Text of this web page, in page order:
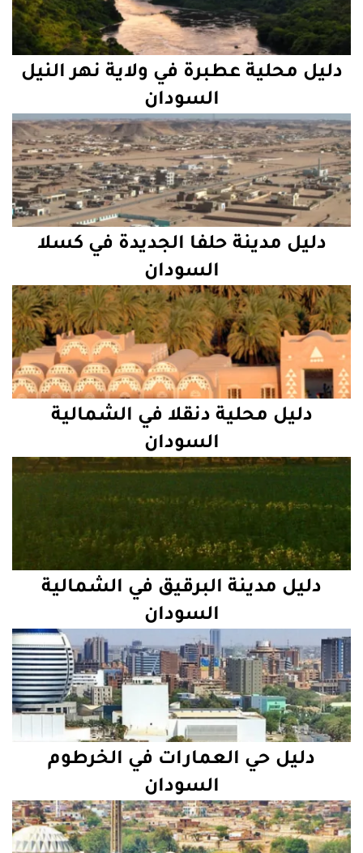
دليل محلية عطبرة في ولاية نهر النيل
السودان
دليل مدينة حلفا الجديدة في كسلا
السودان
دليل محلية دنقلا في الشمالية
السودان
دليل مدينة البرقيق في الشمالية
السودان
دليل حي العمارات في الخرطوم
السودان